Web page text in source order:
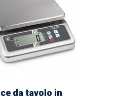
da tavolo in